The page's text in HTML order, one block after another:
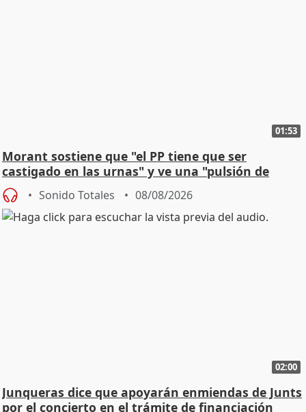
01:53
Morant sostiene que "el PP tiene que ser
castigado en las urnas" y ve una "pulsión de
cambio"
Sonido Totales 08/08/2026
02:00
Junqueras dice que apoyarán enmiendas de Junts
por el concierto en el trámite de financiación